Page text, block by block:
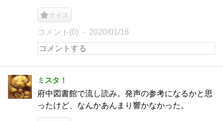
ナイス
コメント(0) 2020/01/16
ミスタ！
府中図書館で流し読み。発声の参考になるかと思
ったけど、なんかあんまり響かなかった。